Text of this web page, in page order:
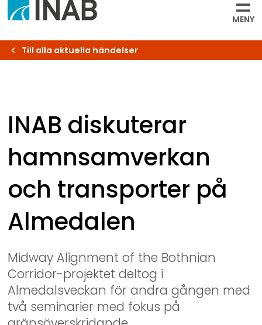
MENY
Till alla aktuella händelser
INAB diskuterar
hamnsamverkan
och transporter på
Almedalen
Midway Alignment of the Bothnian
Corridor-projektet deltog i
Almedalsveckan för andra gången med
två seminarier med fokus på